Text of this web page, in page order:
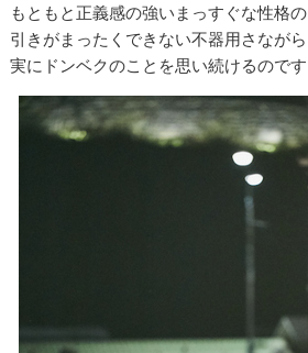
もともと正義感の強いまっすぐな性格
引きがまったくできない不器用さなが
実にドンベクのことを思い続けるのです